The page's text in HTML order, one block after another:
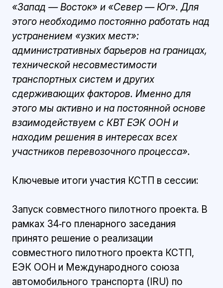
«Запад — Восток» и «Север — Юг». Для
этого необходимо постоянно работать над
устранением «узких мест»:
административных барьеров на границах,
технической несовместимости
транспортных систем и других
сдерживающих факторов. Именно для
этого мы активно и на постоянной основе
взаимодействуем с КВТ ЕЭК ООН и
находим решения в интересах всех
участников перевозочного процесса».
Ключевые итоги участия КСТП в сессии:
Запуск совместного пилотного проекта. В
рамках 34‑го пленарного заседания
принято решение о реализации
совместного пилотного проекта КСТП,
ЕЭК ООН и Международного союза
автомобильного транспорта (IRU) по